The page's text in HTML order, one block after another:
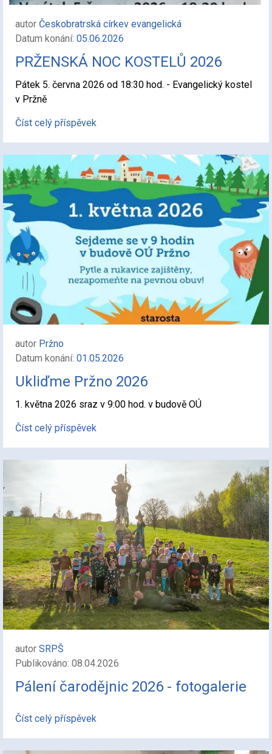
autor Českobratrská církev evangelická
Datum konání: 05.06.2026
PRŽENSKÁ NOC KOSTELŮ 2026
Pátek 5. června 2026 od 18:30 hod. - Evangelický kostel
v Pržně
Číst celý příspěvek
autor Pržno
Datum konání: 01.05.2026
Ukliďme Pržno 2026
1. května 2026 sraz v 9:00 hod. v budově OÚ
Číst celý příspěvek
autor SRPŠ
Publikováno: 08.04.2026
Pálení čarodějnic 2026 - fotogalerie
Číst celý příspěvek